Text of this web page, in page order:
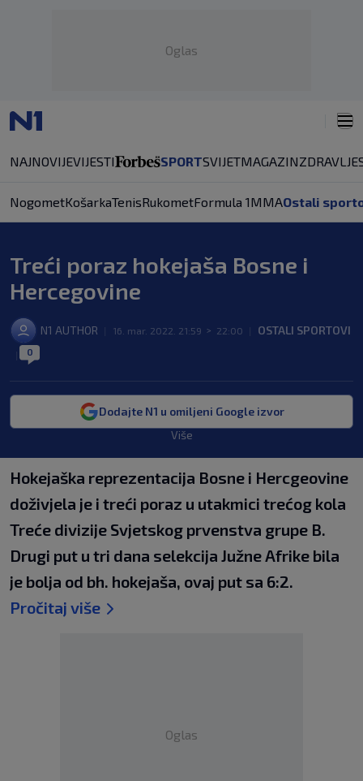
Oglas
NAJNOVIJEVIJESTI SPORTSVIJETMAGAZINZDRAVLJE
NogometKošarkaTenisRukometFormula 1MMAOstali
Treći poraz hokejaša Bosne i
Hercegovine
N1 AUTHOR 16. mar. 2022. 21:59 > 22:00 OSTALI SPORTOVI
0
Dodajte N1 u omiljeni Google izvor
Više
Hokejaška reprezentacija Bosne i Hercgeovine
doživjela je i treći poraz u utakmici trećog kola
Treće divizije Svjetskog prvenstva grupe B.
Drugi put u tri dana selekcija Južne Afrike bila
je bolja od bh. hokejaša, ovaj put sa 6:2.
Pročitaj više
Oglas